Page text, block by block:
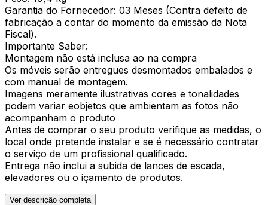
Garantia do Fornecedor: 03 Meses (Contra defeito de
fabricação a contar do momento da emissão da Nota
Fiscal).
Importante Saber:
Montagem não está inclusa ao na compra
Os móveis serão entregues desmontados embalados e
com manual de montagem.
Imagens meramente ilustrativas cores e tonalidades
podem variar eobjetos que ambientam as fotos não
acompanham o produto
Antes de comprar o seu produto verifique as medidas, o
local onde pretende instalar e se é necessário contratar
o serviço de um profissional qualificado.
Entrega não inclui a subida de lances de escada,
elevadores ou o içamento de produtos.
Ver descrição completa